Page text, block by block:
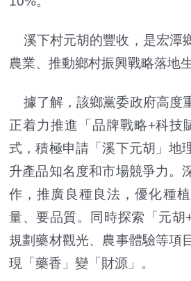
溪下村元胡的豐收，是宏潭
農業、推動鄉村振興戰略落地
據了解，該鄉黨委政府高度
正着力推進「品牌戰略+科技
式，積極申請「溪下元胡」地
升產品知名度和市場競爭力。
作，推廣良種良法，優化種
量、要品質。同時探索「元胡
規劃藥材觀光、農事體驗等項
現「藥香」變「財源」。